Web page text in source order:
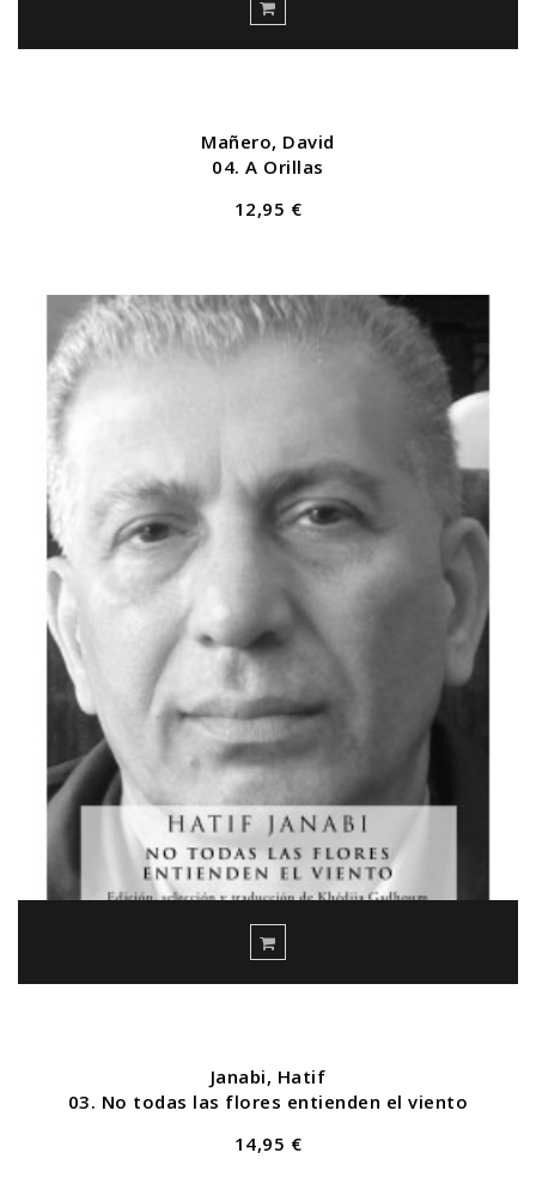
Mañero, David
04. A Orillas
12,95 €
Janabi, Hatif
03. No todas las flores entienden el viento
14,95 €